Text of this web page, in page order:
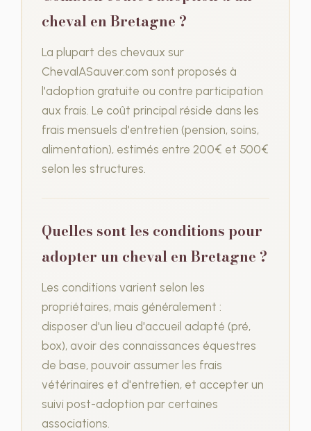
cheval en Bretagne ?
La plupart des chevaux sur
ChevalASauver.com sont proposés à
l'adoption gratuite ou contre participation
aux frais. Le coût principal réside dans les
frais mensuels d'entretien (pension, soins,
alimentation), estimés entre 200€ et 500€
selon les structures.
Quelles sont les conditions pour
adopter un cheval en Bretagne ?
Les conditions varient selon les
propriétaires, mais généralement :
disposer d'un lieu d'accueil adapté (pré,
box), avoir des connaissances équestres
de base, pouvoir assumer les frais
vétérinaires et d'entretien, et accepter un
suivi post-adoption par certaines
associations.